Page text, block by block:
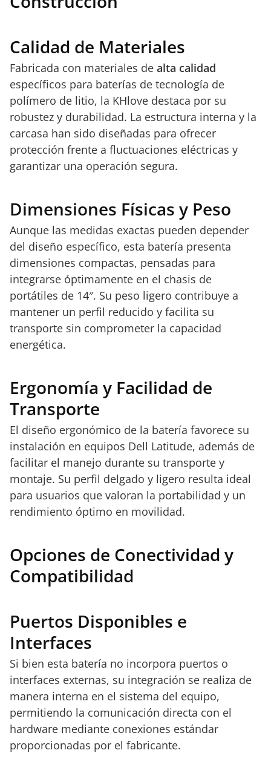
Calidad de Materiales
Fabricada con materiales de alta calidad
específicos para baterías de tecnología de
polímero de litio, la KHlove destaca por su
robustez y durabilidad. La estructura interna y la
carcasa han sido diseñadas para ofrecer
protección frente a fluctuaciones eléctricas y
garantizar una operación segura.
Dimensiones Físicas y Peso
Aunque las medidas exactas pueden depender
del diseño específico, esta batería presenta
dimensiones compactas, pensadas para
integrarse óptimamente en el chasis de
portátiles de 14″. Su peso ligero contribuye a
mantener un perfil reducido y facilita su
transporte sin comprometer la capacidad
energética.
Ergonomía y Facilidad de
Transporte
El diseño ergonómico de la batería favorece su
instalación en equipos Dell Latitude, además de
facilitar el manejo durante su transporte y
montaje. Su perfil delgado y ligero resulta ideal
para usuarios que valoran la portabilidad y un
rendimiento óptimo en movilidad.
Opciones de Conectividad y
Compatibilidad
Puertos Disponibles e
Interfaces
Si bien esta batería no incorpora puertos o
interfaces externas, su integración se realiza de
manera interna en el sistema del equipo,
permitiendo la comunicación directa con el
hardware mediante conexiones estándar
proporcionadas por el fabricante.